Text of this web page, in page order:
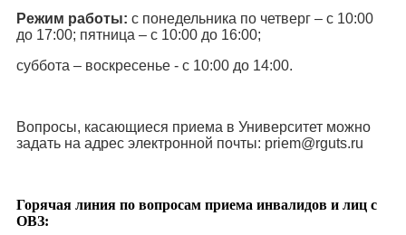
Режим работы: с понедельника по четверг – с 10:00
до 17:00; пятница – с 10:00 до 16:00;
суббота – воскресенье - с 10:00 до 14:00.
Вопросы, касающиеся приема в Университет можно
задать на адрес электронной почты: priem@rguts.ru
Горячая линия по вопросам приема инвалидов и лиц с
ОВЗ: